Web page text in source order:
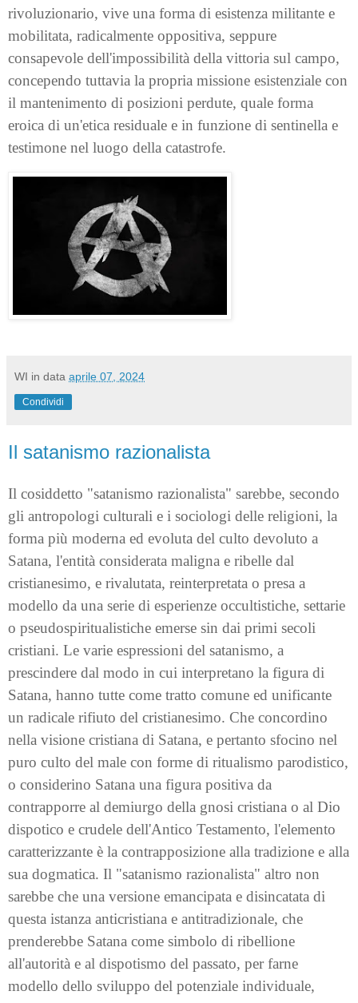
rivoluzionario, vive una forma di esistenza militante e
mobilitata, radicalmente oppositiva, seppure
consapevole dell'impossibilità della vittoria sul campo,
concependo tuttavia la propria missione esistenziale con
il mantenimento di posizioni perdute, quale forma
eroica di un'etica residuale e in funzione di sentinella e
testimone nel luogo della catastrofe.
WI in data aprile 07, 2024
Condividi
Il satanismo razionalista
Il cosiddetto "satanismo razionalista" sarebbe, secondo
gli antropologi culturali e i sociologi delle religioni, la
forma più moderna ed evoluta del culto devoluto a
Satana, l'entità considerata maligna e ribelle dal
cristianesimo, e rivalutata, reinterpretata o presa a
modello da una serie di esperienze occultistiche, settarie
o pseudospiritualistiche emerse sin dai primi secoli
cristiani. Le varie espressioni del satanismo, a
prescindere dal modo in cui interpretano la figura di
Satana, hanno tutte come tratto comune ed unificante
un radicale rifiuto del cristianesimo. Che concordino
nella visione cristiana di Satana, e pertanto sfocino nel
puro culto del male con forme di ritualismo parodistico,
o considerino Satana una figura positiva da
contrapporre al demiurgo della gnosi cristiana o al Dio
dispotico e crudele dell'Antico Testamento, l'elemento
caratterizzante è la contrapposizione alla tradizione e alla
sua dogmatica. Il "satanismo razionalista" altro non
sarebbe che una versione emancipata e disincatata di
questa istanza anticristiana e antitradizionale, che
prenderebbe Satana come simbolo di ribellione
all'autorità e al dispotismo del passato, per farne
modello dello sviluppo del potenziale individuale,